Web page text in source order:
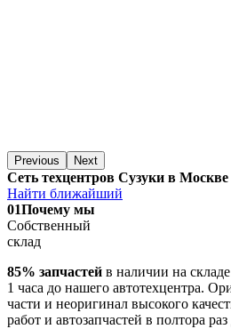
Previous Next
Сеть техцентров Сузуки в Москве
Найти ближайший
01Почему мы
Собственный
склад
85% запчастей в наличии на
1 часа до нашего автотехцентра.
части и неоригинал высокого
работ и автозапчастей в полтора